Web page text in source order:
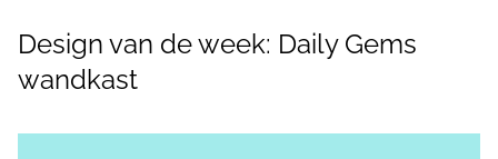
Design van de week: Daily Gems
wandkast